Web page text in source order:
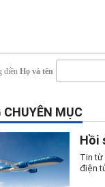
điền Họ và tên
CHUYÊN MỤC
Hồi
Tin từ
điện